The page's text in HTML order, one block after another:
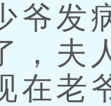
爷发
，夫
在老